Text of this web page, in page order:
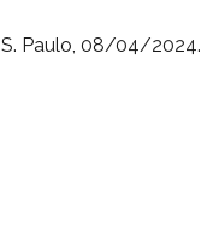
S. Paulo, 08/04/2024.